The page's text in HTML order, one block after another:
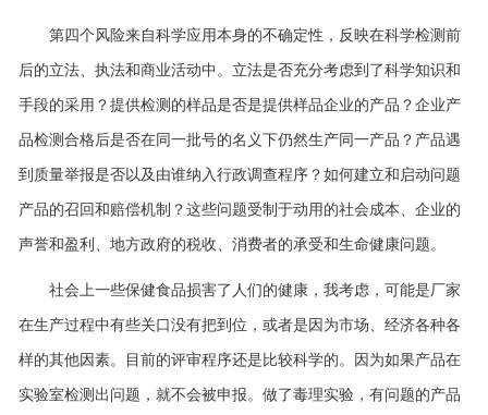
第四个风险来自科学应用本身的不确定性，反映在科学检测前
后的立法、执法和商业活动中。立法是否充分考虑到了科学知识和
手段的采用？提供检测的样品是否是提供样品企业的产品？企业产
品检测合格后是否在同一批号的名义下仍然生产同一产品？产品遇
到质量举报是否以及由谁纳入行政调查程序？如何建立和启动问题
产品的召回和赔偿机制？这些问题受制于动用的社会成本、企业的
声誉和盈利、地方政府的税收、消费者的承受和生命健康问题。
社会上一些保健食品损害了人们的健康，我考虑，可能是厂家
在生产过程中有些关口没有把到位，或者是因为市场、经济各种各
样的其他因素。目前的评审程序还是比较科学的。因为如果产品在
实验室检测出问题，就不会被申报。做了毒理实验，有问题的产品